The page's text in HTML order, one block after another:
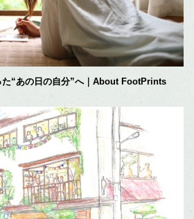
た“あの日の自分”へ｜About FootPrints